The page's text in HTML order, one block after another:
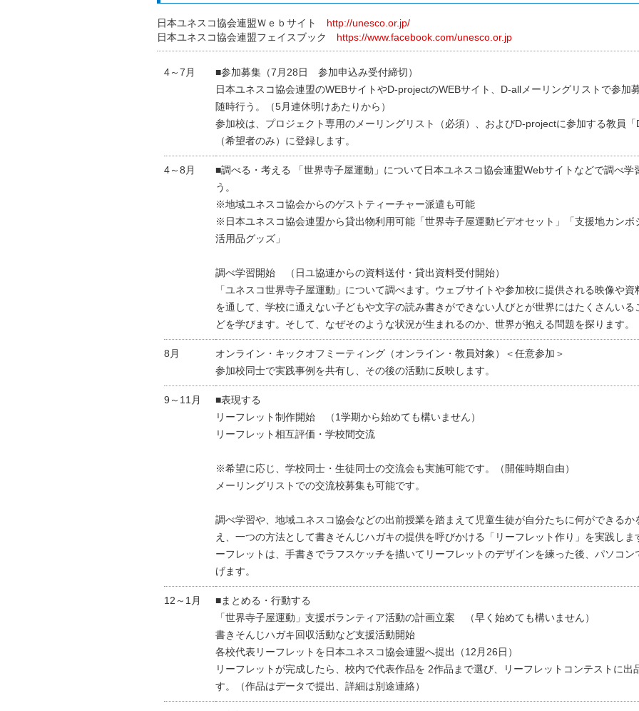
日本ユネスコ協会連盟Ｗｅｂサイト
http://unesco.or.jp/
日本ユネスコ協会連盟フェイスブック
https://www.facebook.com/unesco.or.jp
4～7月
■参加募集（7月28日 参加申込み受付締切）
日本ユネスコ協会連盟のWEBサイトやD-projectのWEBサイト、D-allメーリングリストで参加
随時行う。（5月連休明けあたりから）
参加校は、プロジェクト専用のメーリングリスト（必須）、およびD-projectに参加する教員「
（希望者のみ）に登録します。
4～8月
■調べる・考える 「世界寺子屋運動」について日本ユネスコ協会連盟Webサイトなどで調べ学
う。
※地域ユネスコ協会からのゲストティーチャー派遣も可能
※日本ユネスコ協会連盟から貸出物利用可能「世界寺子屋運動ビデオセット」「支援地カンボ
活用品グッズ」
調べ学習開始 （日ユ協連からの資料送付・貸出資料受付開始）
「ユネスコ世界寺子屋運動」について調べます。ウェブサイトや参加校に提供される映像や資
を通して、学校に通えない子どもや文字の読み書きができない人びとが世界にはたくさんいる
どを学びます。そして、なぜそのような状況が生まれるのか、世界が抱える問題を探ります。
8月
オンライン・キックオフミーティング（オンライン・教員対象）＜任意参加＞
参加校同士で実践事例を共有し、その後の活動に反映します。
9～11月
■表現する
リーフレット制作開始 （1学期から始めても構いません）
リーフレット相互評価・学校間交流
※希望に応じ、学校同士・生徒同士の交流会も実施可能です。（開催時期自由）
メーリングリストでの交流校募集も可能です。
調べ学習や、地域ユネスコ協会などの出前授業を踏まえて児童生徒が自分たちに何ができるか
え、一つの方法として書きそんじハガキの提供を呼びかける「リーフレット作り」を実践しま
ーフレットは、手書きでラフスケッチを描いてリーフレットのデザインを練った後、パソコン
げます。
12～1月
■まとめる・行動する
「世界寺子屋運動」支援ボランティア活動の計画立案 （早く始めても構いません）
書きそんじハガキ回収活動など支援活動開始
各校代表リーフレットを日本ユネスコ協会連盟へ提出（12月26日）
リーフレットが完成したら、校内で代表作品を 2作品まで選び、リーフレットコンテストに出
す。（作品はデータで提出、詳細は別途連絡）